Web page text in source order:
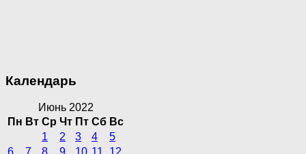
Календарь
Июнь 2022
Пн Вт Ср Чт Пт Сб Вс
1
2 3 4
5
6
7 8 9 10 11
12